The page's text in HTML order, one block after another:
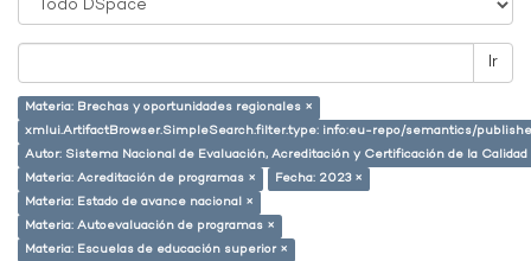
Ir
Materia: Brechas y oportunidades regionales ×
xmlui.ArtifactBrowser.SimpleSearch.filter.type: info:eu-repo/semantics/
Autor: Sistema Nacional de Evaluación, Acreditación y Certificación de la
Materia: Acreditación de programas ×
Fecha: 2023 ×
Materia: Estado de avance nacional ×
Materia: Autoevaluación de programas ×
Materia: Escuelas de educación superior ×